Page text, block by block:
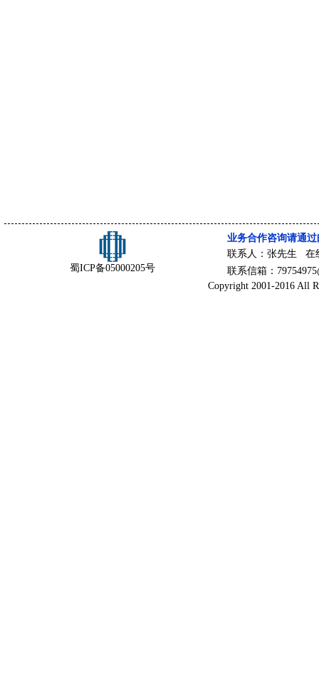
蜀ICP备05000205号
业务合作咨询请通
联系人：张先生 在
联系信箱：
Copyright 2001-2016 All